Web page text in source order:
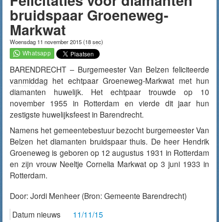
bruidspaar Groeneweg-
Markwat
Woensdag 11 november 2015(18 sec)
BARENDRECHT – Burgemeester Van Belzen feliciteerde
vanmiddag het echtpaar Groeneweg-Markwat met hun
diamanten huwelijk. Het echtpaar trouwde op 10
november 1955 in Rotterdam en vierde dit jaar hun
zestigste huwelijksfeest in Barendrecht.
Namens het gemeentebestuur bezocht burgemeester Van
Belzen het diamanten bruidspaar thuis. De heer Hendrik
Groeneweg is geboren op 12 augustus 1931 in Rotterdam
en zijn vrouw Neeltje Cornelia Markwat op 3 juni 1933 in
Rotterdam.
Door: Jordi Menheer (Bron: Gemeente Barendrecht)
Datum nieuws
11/11/15